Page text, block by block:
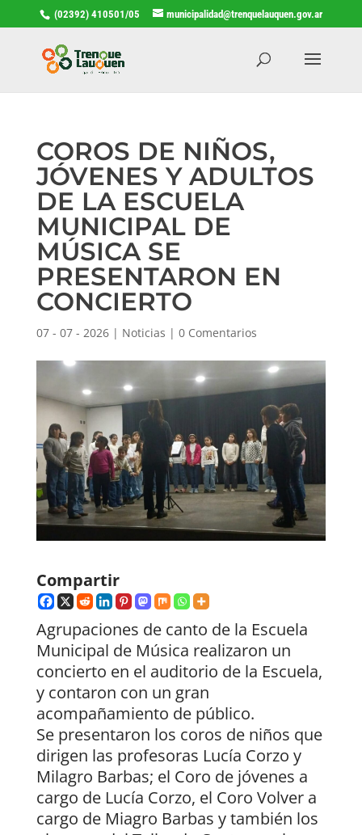
(02392) 410501/05 municipalidad@trenquelauquen.gov.ar
COROS DE NIÑOS,
JÓVENES Y ADULTOS
DE LA ESCUELA
MUNICIPAL DE
MÚSICA SE
PRESENTARON EN
CONCIERTO
07 - 07 - 2026| Noticias | 0 Comentarios
Compartir
Agrupaciones de canto de la Escuela
Municipal de Música realizaron un
concierto en el auditorio de la Escuela,
y contaron con un gran
acompañamiento de público.
Se presentaron los coros de niños que
dirigen las profesoras Lucía Corzo y
Milagro Barbas; el Coro de jóvenes a
cargo de Lucía Corzo, el Coro Volver a
cargo de Miagro Barbas y también los